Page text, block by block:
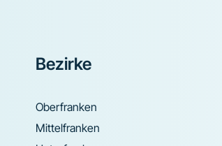
Bezirke
Oberfranken
Mittelfranken